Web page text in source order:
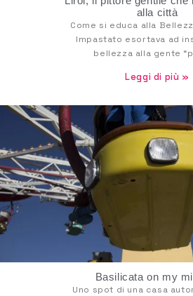
alla città
Come si educa alla
Impastato esortava ad
bellezza alla gente
Leggi di più »
Basilicata on my
Uno spot di una casa